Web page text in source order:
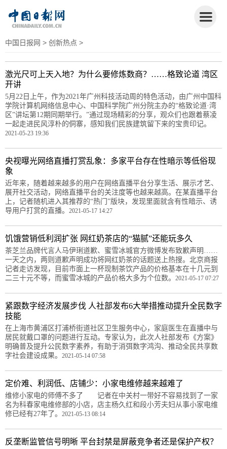
中国日报网 > 创新热点 >
激光尺可上天入地？为什么要修炼数商？……格致论道 湾区
开讲
5月22日上午，作为2021年广州科技活动周的特色活动，由广州中国科
学院计算机网络信息中心、中国科学院广州分院主办的“格致论道·湾
区”讲坛第12期同期举行。”通过现场精彩的分享，观众们也跟着蔡凌
一起走进民风淳朴的侗寨，感知我们民族建筑留下来的宝贵印记。
2021-05-23 19:36
央视曝光网络直播打赏乱象：多家平台存在性暗示等低俗现
象
近年来，随着越来越多的用户在网络直播平台分享生活、展示才艺、
展开社交活动，网络直播平台的关注度等也越来越高。在某直播平台
上，记者随机进入其推荐的“热门”版块，发现里面就含有性暗示、诱
导用户打赏的直播。 2021-05-17 14:27
饥饿营销低利润扩张 网红奶茶店的“猫腻”还能玩多久
茶芝兰品牌代言人马伊琍道歉、蜜雪冰城官方微博发布致歉声明……
一天之内，两则道歉声明成功将网红奶茶的话题送上热搜。北京商报
记者走访发现，目前市面上一杯现制茶饮产品的价格基本在十几元到
二三十元不等，而蜜雪冰城的产品价格大多为个位数。 2021-05-17 07:27
紧跟数字经济发展步伐 人社部发布6大举措推动提升全民数字
技能
在上海市黄浦区打浦桥街道社区卫生服务中心，家庭医生在直播中与
居民就戴口罩的问题进行互动。专家认为，此次人社部发布《方案》
明确普及提升公民数字素养，有助于消弭数字鸿沟、推动全民共享数
字社会建设成果。 2021-05-14 07:58
定价难、利润低、店铺少：小家电维修越来越难了
维修小家电的师傅不多了 记者在中关村一带好不容易找到了一家
名为科春家电维修部的小店，店主杨久红和段小芳夫妇从事小家电维
修已经有27年了。 2021-05-13 08:14
反垄断监管信号明晰 平台封禁是屏蔽竞争者还是保护产权？